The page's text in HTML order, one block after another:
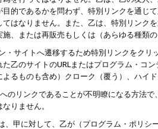
的であるかを問わず、特別リンクを通じ
はなりません。また、乙は、特別リンク
、または再販売もしくは（あらゆる種類
・サイトへ遷移するため特別リンクをク
乙のサイトのURLまたはプログラム・コ
るものも含め）クローク（覆う）、ハイ
のリンクであることが不明瞭になる方法
りません。
、甲に対して、乙が（プログラム・ポリ